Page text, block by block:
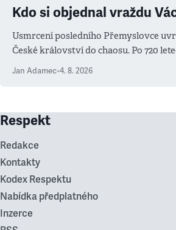
Kdo si objednal vraždu
Usmrcení posledního Přemyslovce uvrhlo v roce 1306
České království do chaosu. Po 720
známe jména podezřelých
Jan Adamec•4. 8. 2026
Respekt
Redakce
Kontakty
Kodex Respektu
Nabídka předplatného
Inzerce